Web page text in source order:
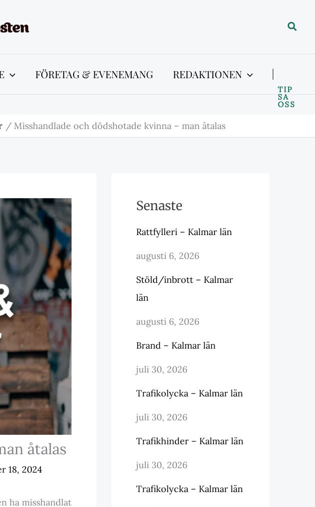
Sök
FÖRETAG & EVENEMANG REDAKTIONEN
TIP
SA
OSS
Misshandlade och dödshotade kvinna – man åtalas
åtalas
18, 2024
ha misshandlat
Senaste
Rattfylleri – Kalmar län
augusti 6, 2026
Stöld/inbrott – Kalmar
län
augusti 6, 2026
Brand – Kalmar län
juli 30, 2026
Trafikolycka – Kalmar län
juli 30, 2026
Trafikhinder – Kalmar län
juli 30, 2026
Trafikolycka – Kalmar län